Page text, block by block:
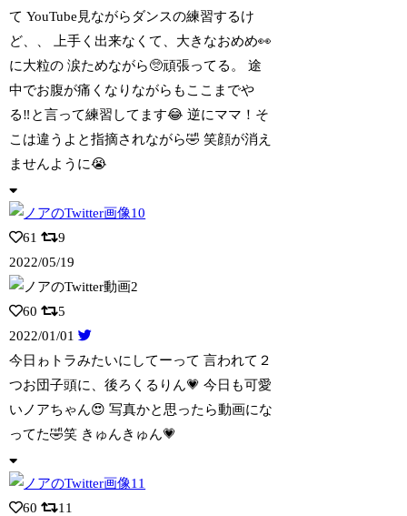
て YouTube見ながらダンスの練習するけ
ど、、 上手く出来なくて、大きなおめめ👀
に大粒の 涙ためながら🥺頑張ってる。 途
中でお腹が痛くなりながらもここまでや
る‼️と言って練習してます😂 逆にママ！そ
こは違うよと指摘されながら🤣 笑顔が消え
ませんように😭
61
9
2022/05/19
60
5
2022/01/01
今日ゎトラみたいにしてーって 言われて２
つお団子頭に、後ろくるりん💗 今日も可愛
いノアちゃん😍 写真かと思ったら動画にな
ってた🤣笑 きゅんきゅん💗
60
11